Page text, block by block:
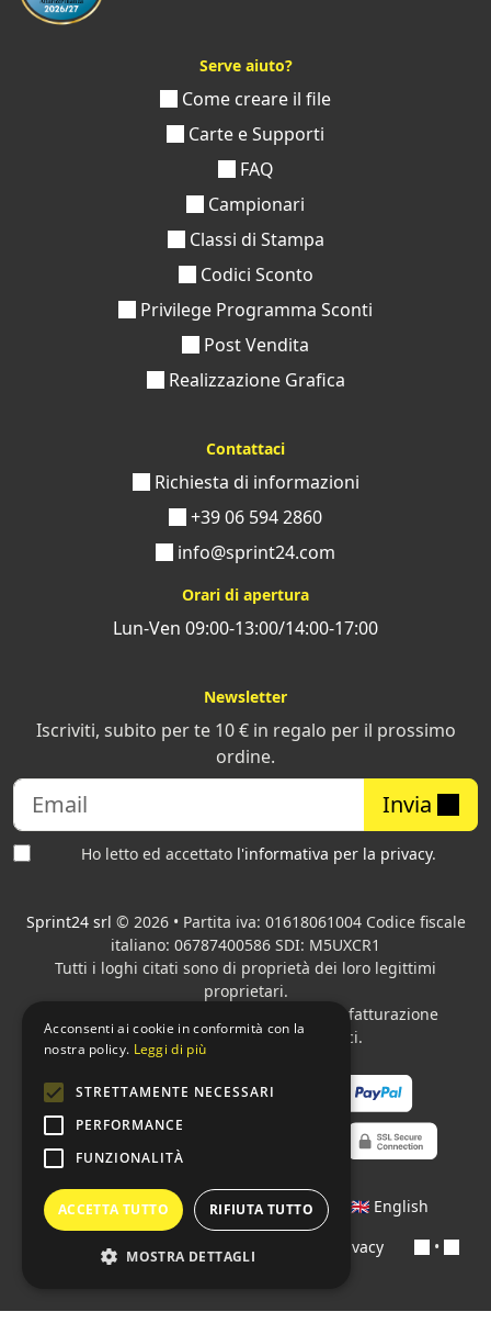
Serve aiuto?
Come creare il file
Carte e Supporti
FAQ
Campionari
Classi di Stampa
Codici Sconto
Privilege Programma Sconti
Post Vendita
Realizzazione Grafica
Contattaci
Richiesta di informazioni
+39 06 594 2860
info@sprint24.com
Orari di apertura
Lun-Ven 09:00-13:00/14:00-17:00
Newsletter
Iscriviti, subito per te 10 € in regalo per il prossimo
ordine.
Invia
Ho letto ed accettato l'informativa per la privacy.
Sprint24 srl © 2026 • Partita iva: 01618061004 Codice fiscale
italiano: 06787400586 SDI: M5UXCR1
Tutti i loghi citati sono di proprietà dei loro legittimi
proprietari.
adibita alla fatturazione
elettronica per gli Enti pubblici.
Lingue: 🇮🇹 Italiano • 🇫🇷 Français
🇬🇧 English
• Condizioni di pagamento Privacy •
Acconsenti ai cookie in conformità con la
nostra policy. Leggi di più
STRETTAMENTE NECESSARI
PERFORMANCE
FUNZIONALITÀ
ACCETTA TUTTO RIFIUTA TUTTO
MOSTRA DETTAGLI